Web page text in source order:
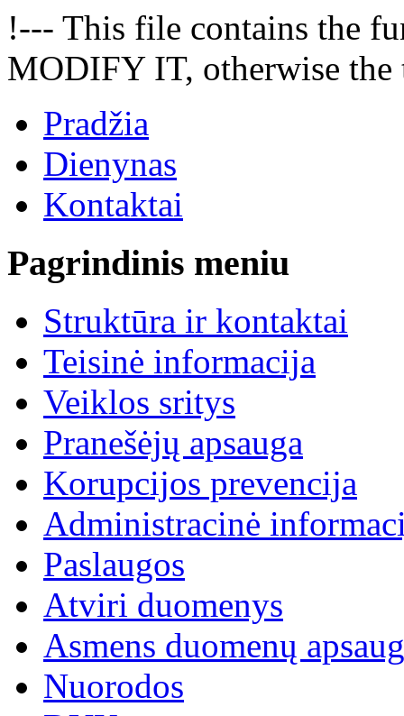
!--- This file contains the
MODIFY IT, otherwise
Pradžia
Dienynas
Kontaktai
Pagrindinis meniu
Struktūra ir kontaktai
Teisinė informacija
Veiklos sritys
Pranešėjų apsauga
Korupcijos prevencija
Administracinė
Paslaugos
Atviri duomenys
Asmens duomenų
Nuorodos